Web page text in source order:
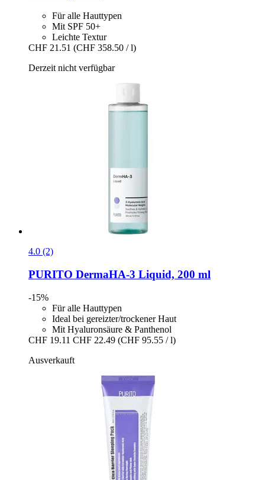
Für alle Hauttypen
Mit SPF 50+
Leichte Textur
CHF 21.51 (CHF 358.50 / l)
Derzeit nicht verfügbar
4.0 (2)
PURITO DermaHA-​3 Liquid, 200 ml
-15%
Für alle Hauttypen
Ideal bei gereizter/trockener Haut
Mit Hyaluronsäure & Panthenol
CHF 19.11 CHF 22.49 (CHF 95.55 / l)
Ausverkauft